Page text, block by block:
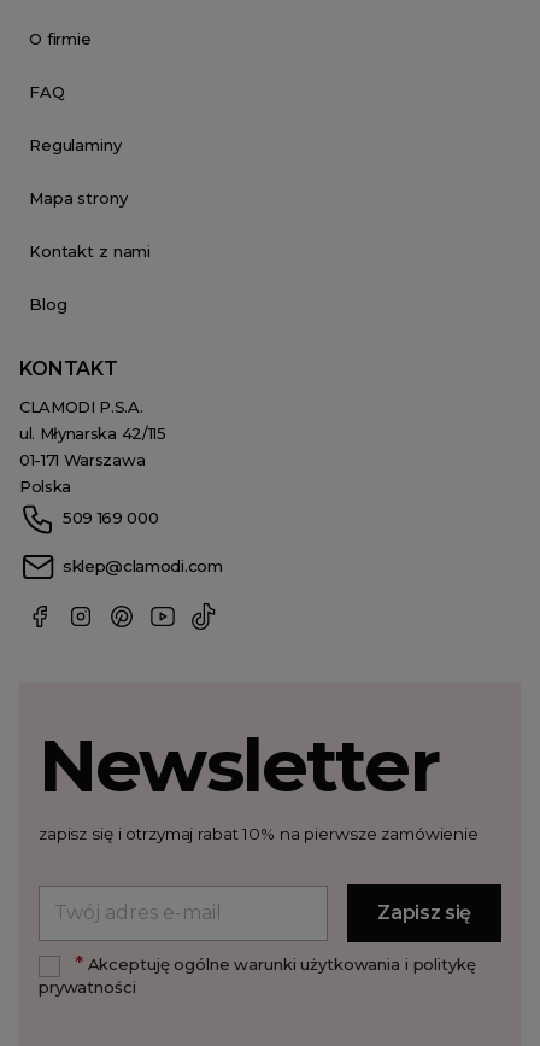
O firmie
FAQ
Regulaminy
Mapa strony
Kontakt z nami
Blog
KONTAKT
CLAMODI P.S.A.
ul. Młynarska 42/115
01-171 Warszawa
Polska
509 169 000
sklep@clamodi.com
Newsletter
zapisz się i otrzymaj rabat 10% na pierwsze zamówienie
*Akceptuję ogólne warunki użytkowania i politykę
prywatności